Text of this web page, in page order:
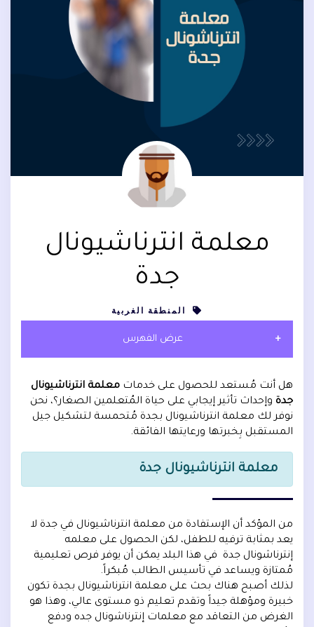
معلمة انترناشيونال
جدة
المنطقة الغربية
عرض الفهرس
هل أنت مُستعد للحصول على خدمات معلمة انترناشيونال
جدة وإحداث تأثير إيجابي على حياة المُتعلمين الصغار؟، نحن
نوفر لك معلمة انترناشيونال بجدة مُتحمسة لتشكيل جيل
المستقبل بِخبرتها ورعايتها الفائقة.
معلمة انترناشيونال جدة
من المؤكد أن الإستفادة من معلمة انترناشيونال في جدة لا
يعد بمثابة ترفيه للطفل، لكن الحصول على معلمه
إنترناشونال جدة في هذا البلد يمكن أن يوفر فرص تعليمية
مُمتازة ويساعد في تأسيس الطالب مُبكراً.
لذلك أصبح هناك بحث على معلمة انترناشيونال بجدة تكون
خبيرة ومؤهلة جيداً وتقدم تعليم ذو مستوى عالي، وهذا هو
الغرض من التعاقد مع معلمات إنترناشونال جده ودفع